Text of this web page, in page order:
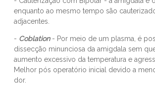
enquanto ao mesmo tempo são
adjacentes.
- Coblation- Por meio de um plasma, é
dissecção minunciosa da amigdala sem
aumento excessivo da temperatura e
Melhor pós operatório inicial devido a
dor.